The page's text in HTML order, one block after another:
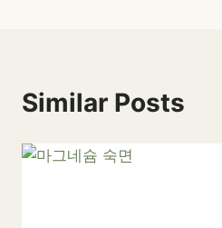
Similar Posts